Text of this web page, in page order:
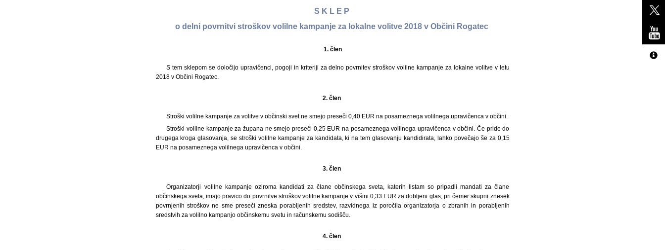
S K L E P
o delni povrnitvi stroškov volilne kampanje za lokalne volitve 2018 v Občini Rogatec
1. člen
S tem sklepom se določijo upravičenci, pogoji in kriteriji za delno povrnitev stroškov volilne kampanje za lokalne volitve v letu
2018 v Občini Rogatec.
2. člen
Stroški volilne kampanje za volitve v občinski svet ne smejo preseči 0,40 EUR na posameznega volilnega upravičenca v občini.
Stroški volilne kampanje za župana ne smejo preseči 0,25 EUR na posameznega volilnega upravičenca v občini. Če pride do
drugega kroga glasovanja, se stroški volilne kampanje za kandidata, ki na tem glasovanju kandidirata, lahko povečajo še za 0,15
EUR na posameznega volilnega upravičenca v občini.
3. člen
Organizatorji volilne kampanje oziroma kandidati za člane občinskega sveta, katerih listam so pripadli mandati za člane
občinskega sveta, imajo pravico do povrnitve stroškov volilne kampanje v višini 0,33 EUR za dobljeni glas, pri čemer skupni znesek
povrnjenih stroškov ne sme preseči zneska porabljenih sredstev, razvidnega iz poročila organizatorja o zbranih in porabljenih
sredstvih za volilno kampanjo občinskemu svetu in računskemu sodišču.
4. člen